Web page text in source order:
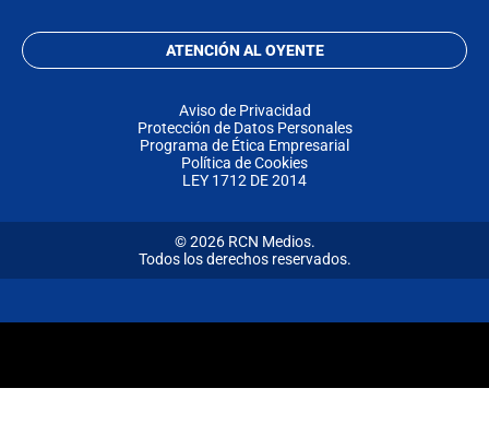
ATENCIÓN AL OYENTE
Aviso de Privacidad
Protección de Datos Personales
Programa de Ética Empresarial
Política de Cookies
LEY 1712 DE 2014
© 2026 RCN Medios.
Todos los derechos reservados.